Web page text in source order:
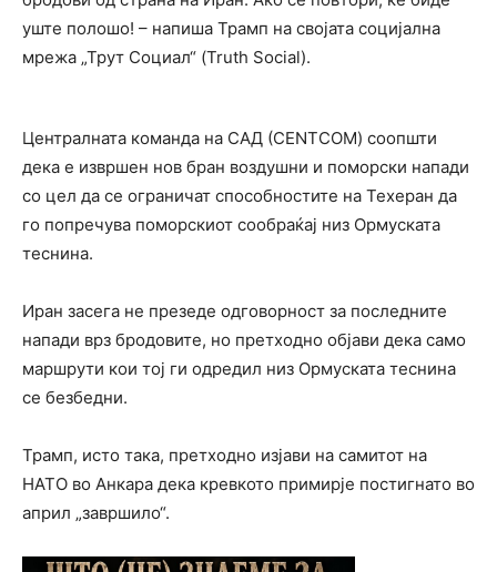
уште полошо! – напиша Трамп на својата социјална
мрежа „Трут Социал“ (Truth Social).
Централната команда на САД (CENTCOM) соопшти
дека е извршен нов бран воздушни и поморски напади
со цел да се ограничат способностите на Техеран да
го попречува поморскиот сообраќај низ Ормуската
теснина.
Иран засега не презеде одговорност за последните
напади врз бродовите, но претходно објави дека само
маршрути кои тој ги одредил низ Ормуската теснина
се безбедни.
Трамп, исто така, претходно изјави на самитот на
НАТО во Анкара дека кревкото примирје постигнато во
април „завршило“.